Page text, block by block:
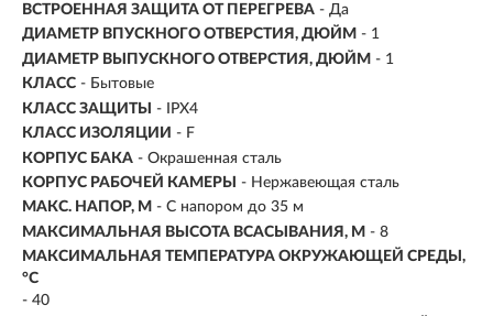
ВСТРОЕННАЯ ЗАЩИТА ОТ ПЕРЕГРЕВА - Да
ДИАМЕТР ВПУСКНОГО ОТВЕРСТИЯ, ДЮЙМ - 1
ДИАМЕТР ВЫПУСКНОГО ОТВЕРСТИЯ, ДЮЙМ - 1
КЛАСС - Бытовые
КЛАСС ЗАЩИТЫ
- IPX4
КЛАСС ИЗОЛЯЦИИ - F
КОРПУС БАКА - Окрашенная сталь
КОРПУС РАБОЧЕЙ КАМЕРЫ
- Нержавеющая сталь
МАКС. НАПОР, М - С напором до 35 м
МАКСИМАЛЬНАЯ ВЫСОТА ВСАСЫВАНИЯ, М - 8
МАКСИМАЛЬНАЯ ТЕМПЕРАТУРА ОКРУЖАЮЩЕЙ СРЕДЫ,
°C
- 40